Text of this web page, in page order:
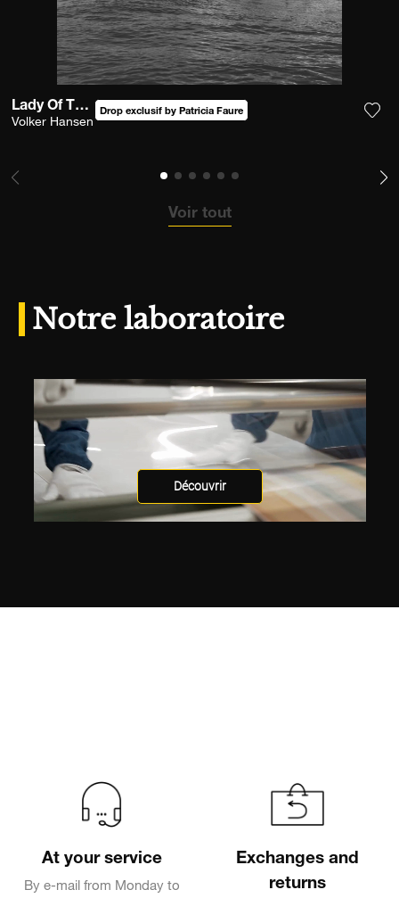
Lady Of The Sea
Volker Hansen
Drop exclusif by Patricia Faure
Voir tout
Notre laboratoire
Découvrir
At your service
By e-mail from Monday to
Exchanges and
returns